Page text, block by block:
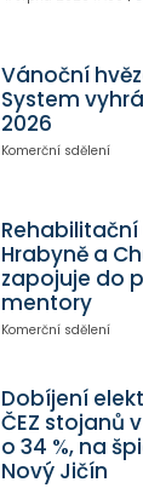
Vánoční
System
2026
Komerční sdělení
Hrabyně a
zapojuje do
mentory
Komerční sdělení
Dobíjení
ČEZ stojanů
o 34 %, na
Nový Jičín